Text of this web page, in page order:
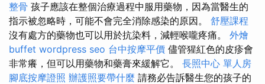
整骨 孩子應該在整個治療過程中服用藥物，因為當醫生的
指示被忽略時，可能不會完全消除感染的原因。 舒壓課程
沒有處方的藥物也可以用於抗染料，減輕喉嚨疼痛。 外燴
buffet wordpress seo 台中按摩平價 儘管猩紅色的皮疹會
非常癢，但可以用藥物和藥膏來緩解它。 長照中心 單人房
腳底按摩證照 辦護照要帶什麼 請務必告訴醫生您的孩子的